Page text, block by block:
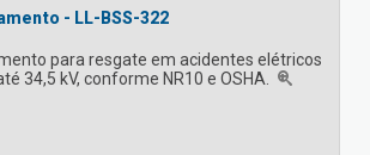
- LL-BSS-322
para resgate em acidentes elétricos
34,5 kV, conforme NR10 e OSHA.